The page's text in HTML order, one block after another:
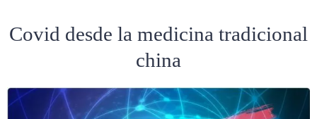
Covid desde la medicina tradicional
china